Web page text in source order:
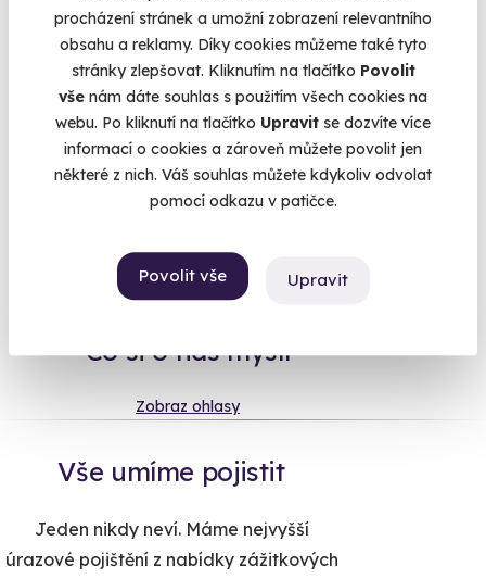
procházení stránek a umožní zobrazení relevantního
obsahu a reklamy. Díky cookies můžeme také tyto
stránky zlepšovat. Kliknutím na tlačítko Povolit
vše nám dáte souhlas s použitím všech cookies na
webu. Po kliknutí na tlačítko Upravit se dozvíte více
informací o cookies a zároveň můžete povolit jen
některé z nich. Váš souhlas můžete kdykoliv odvolat
pomocí odkazu v patičce.
Povolit vše Upravit
utéct z kanceláře do jiného světa. Na oslavu jsme pro Vás
proto sestavili tuhle speciální kolekci. Nejsou to ale jen
náhodné zážitky - je to pečlivý výběr nejoblíbenějších zážitků
za celou naši historii. Takové naše "best of" toho nejlepšího,
co s námi můžete zažít. Který zážitek dnes promění Váš
všední den v neobyčejný?
Více
96% spokojenost zákazníků.
Co si o nás myslí
Zobraz ohlasy
Vše umíme pojistit
Jeden nikdy neví. Máme nejvyšší
úrazové pojištění z nabídky zážitkových